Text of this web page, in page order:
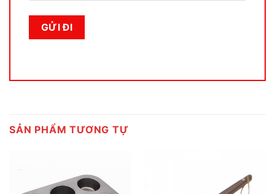
SẢN PHẨM TƯƠNG TỰ